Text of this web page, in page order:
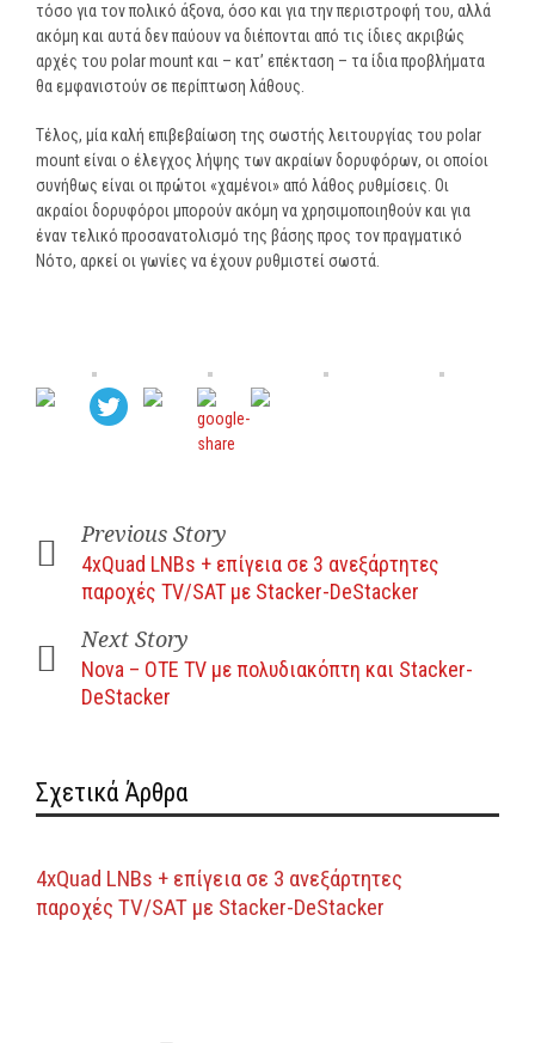
τόσο για τον πολικό άξονα, όσο και για την περιστροφή του, αλλά
ακόμη και αυτά δεν παύουν να διέπονται από τις ίδιες ακριβώς
αρχές του polar mount και – κατ’ επέκταση – τα ίδια προβλήματα
θα εμφανιστούν σε περίπτωση λάθους.
Τέλος, μία καλή επιβεβαίωση της σωστής λειτουργίας του polar
mount είναι ο έλεγχος λήψης των ακραίων δορυφόρων, οι οποίοι
συνήθως είναι οι πρώτοι «χαμένοι» από λάθος ρυθμίσεις. Οι
ακραίοι δορυφόροι μπορούν ακόμη να χρησιμοποιηθούν και για
έναν τελικό προσανατολισμό της βάσης προς τον πραγματικό
Νότο, αρκεί οι γωνίες να έχουν ρυθμιστεί σωστά.
Previous Story
4xQuad LNBs + επίγεια σε 3 ανεξάρτητες
παροχές TV/SAT με Stacker-DeStacker
Next Story
Nova – OTE TV με πολυδιακόπτη και Stacker-
DeStacker
Σχετικά Άρθρα
4xQuad LNBs + επίγεια σε 3 ανεξάρτητες
παροχές TV/SAT με Stacker-DeStacker